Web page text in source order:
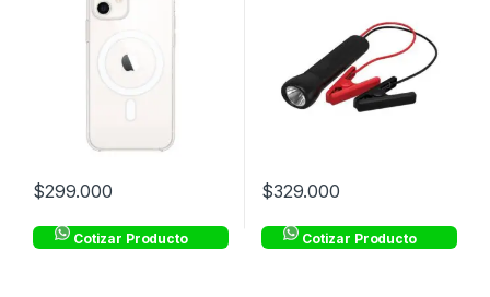
$299.000
Cotizar Producto
$329.000
Cotizar Producto